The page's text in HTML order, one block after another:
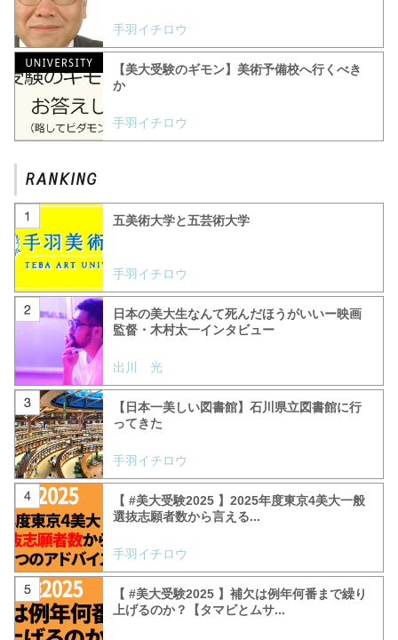
手羽イチロウ
【美大受験のギモン】美術予備校へ行くべき
か
手羽イチロウ
五美術大学と五芸術大学
手羽イチロウ
日本の美大生なんて死んだほうがいいー映画
監督・木村太一インタビュー
出川 光
【日本一美しい図書館】石川県立図書館に行
ってきた
手羽イチロウ
【 #美大受験2025 】2025年度東京4美大一般
選抜志願者数から言える...
手羽イチロウ
【 #美大受験2025 】補欠は例年何番まで繰り
上げるのか？【タマビとムサ...